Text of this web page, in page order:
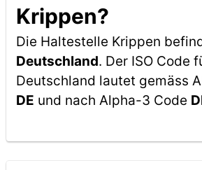
Krippen?
Die Haltestelle Krippen
Deutschland. Der ISO Code
Deutschland lautet gemäss
DE und nach Alpha-3 Code